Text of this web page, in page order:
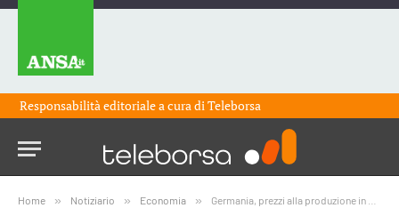
Responsabilità editoriale a cura diTeleborsa
Home » Notiziario » Economia » Germania, prezzi alla produzione in calo a maggio